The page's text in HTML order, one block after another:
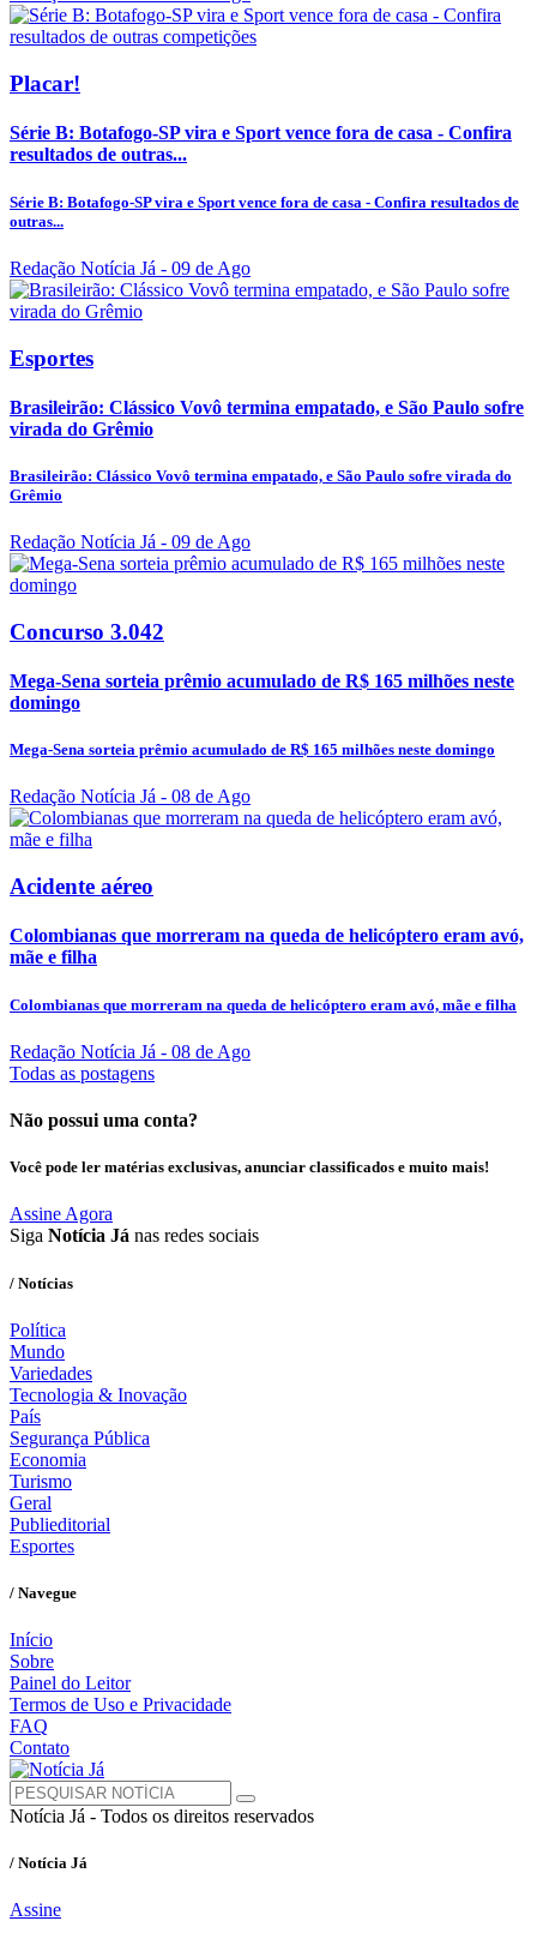
Placar!
Série B: Botafogo-SP vira e Sport vence fora de casa - Confira
resultados de outras...
Série B: Botafogo-SP vira e Sport vence fora de casa - Confira resultados de
outras...
Redação Notícia Já - 09 de Ago
Esportes
Brasileirão: Clássico Vovô termina empatado, e São Paulo sofre
virada do Grêmio
Brasileirão: Clássico Vovô termina empatado, e São Paulo sofre virada do
Grêmio
Redação Notícia Já - 09 de Ago
Concurso 3.042
Mega-Sena sorteia prêmio acumulado de R$ 165 milhões neste
domingo
Mega-Sena sorteia prêmio acumulado de R$ 165 milhões neste domingo
Redação Notícia Já - 08 de Ago
Acidente aéreo
Colombianas que morreram na queda de helicóptero eram avó,
mãe e filha
Colombianas que morreram na queda de helicóptero eram avó, mãe e filha
Redação Notícia Já - 08 de Ago
Todas as postagens
Não possui uma conta?
Você pode ler matérias exclusivas, anunciar classificados e muito mais!
Assine Agora
Siga Notícia Já nas redes sociais
/ Notícias
Política
Mundo
Variedades
Tecnologia & Inovação
País
Segurança Pública
Economia
Turismo
Geral
Publieditorial
Esportes
/ Navegue
Início
Sobre
Painel do Leitor
Termos de Uso e Privacidade
FAQ
Contato
Notícia Já - Todos os direitos reservados
/ Notícia Já
Assine